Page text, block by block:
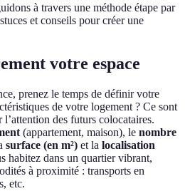
à travers une méthode étape par
et conseils pour créer une
votre espace
prenez le temps de définir votre
de votre logement ? Ce sont
l’attention des futurs colocataires.
(appartement, maison), le nombre
surface (en m²) et la localisation
habitez dans un quartier vibrant,
à proximité : transports en
etc.